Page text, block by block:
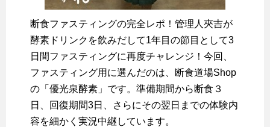
断食ファスティングの完全レポ！管理人夾吉が
酵素ドリンクを飲みだして1年目の節目として3
日間ファスティングに再度チャレンジ！今回、
ファスティング用に選んだのは、断食道場Shop
の「優光泉酵素」です。準備期間から断食３
日、回復期間3日、さらにその翌日までの体験内
容を細かく実況中継しています。